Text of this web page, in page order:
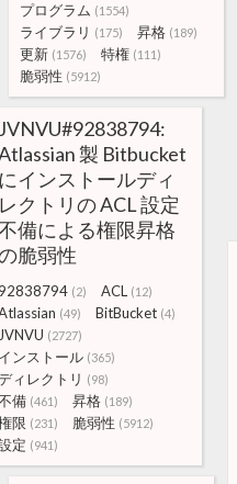
プログラム (1554)
ライブラリ (175) 昇格 (189)
更新 (1576) 特権 (111)
脆弱性 (5912)
JVNVU#92838794:
製 Bitbucket
にインストールディ
レクトリの ACL 設定
備による権限昇格
脆弱性
(2) ACL (12)
(49) BitBucket (4)
JVNVU (2727)
インストール (365)
ィレクトリ (98)
備 (461) 昇格 (189)
限 (231) 脆弱性 (5912)
定 (941)